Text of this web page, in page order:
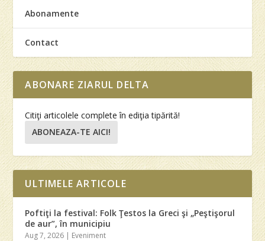
Abonamente
Contact
ABONARE ZIARUL DELTA
Citiţi articolele complete în ediţia tipărită!
ABONEAZA-TE AICI!
ULTIMELE ARTICOLE
Poftiţi la festival: Folk Ţestos la Greci şi „Peştişorul
de aur”, în municipiu
Aug 7, 2026 | Eveniment